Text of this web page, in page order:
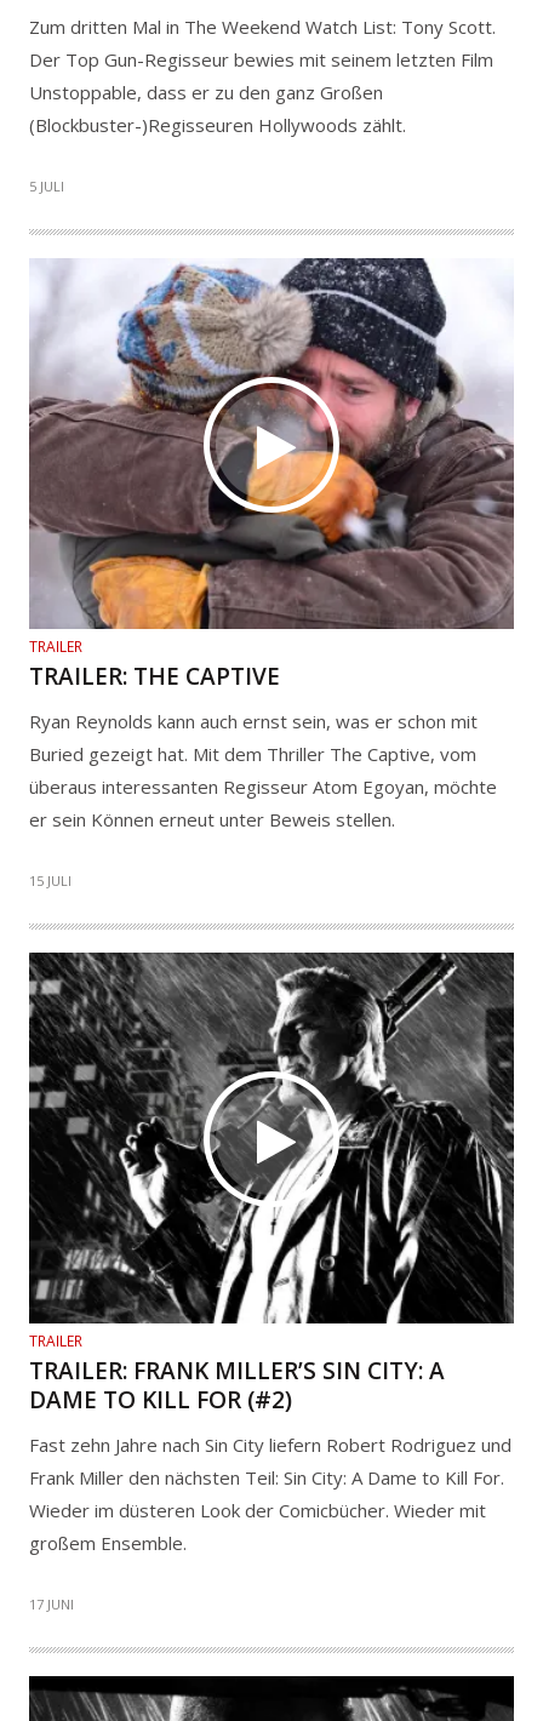
Zum dritten Mal in The Weekend Watch List: Tony Scott.
Der Top Gun-Regisseur bewies mit seinem letzten Film
Unstoppable, dass er zu den ganz Großen
(Blockbuster-)Regisseuren Hollywoods zählt.
5 JULI
TRAILER
TRAILER: THE CAPTIVE
Ryan Reynolds kann auch ernst sein, was er schon mit
Buried gezeigt hat. Mit dem Thriller The Captive, vom
überaus interessanten Regisseur Atom Egoyan, möchte
er sein Können erneut unter Beweis stellen.
15 JULI
TRAILER
TRAILER: FRANK MILLER’S SIN CITY: A
DAME TO KILL FOR (#2)
Fast zehn Jahre nach Sin City liefern Robert Rodriguez und
Frank Miller den nächsten Teil: Sin City: A Dame to Kill For.
Wieder im düsteren Look der Comicbücher. Wieder mit
großem Ensemble.
17 JUNI